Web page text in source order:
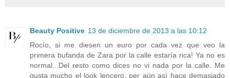
Beauty Positive 13 de diciembre de 2013 a las 10:12
Rocío, si me diesen un euro por cada vez que veo la
primera bufanda de Zara por la calle estaría rica! Ya no es
normal...Del resto como dices no vi nada por la calle. Me
gusta mucho el look lencero, per aún así hace demasiado